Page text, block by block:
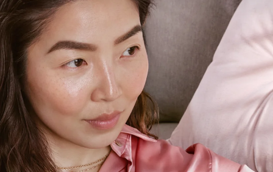
Se connecter
Profil de l'utilisateur
Mes appareils
Mes commandes
Mes adresses
Mes abonnements
NOUVEAU
FAQ™ Pure Beauty-Tech Elixir
BREAKING NEWS
issa™ Teeth Whitening Set
Langue
English Deutsch
Español
Français
Italiano
Português
Polski
Svenska
Русский
Türkçe
简体中文 繁體中文